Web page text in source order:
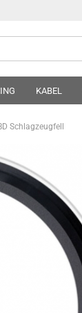
KABEL
Schlagzeugfell